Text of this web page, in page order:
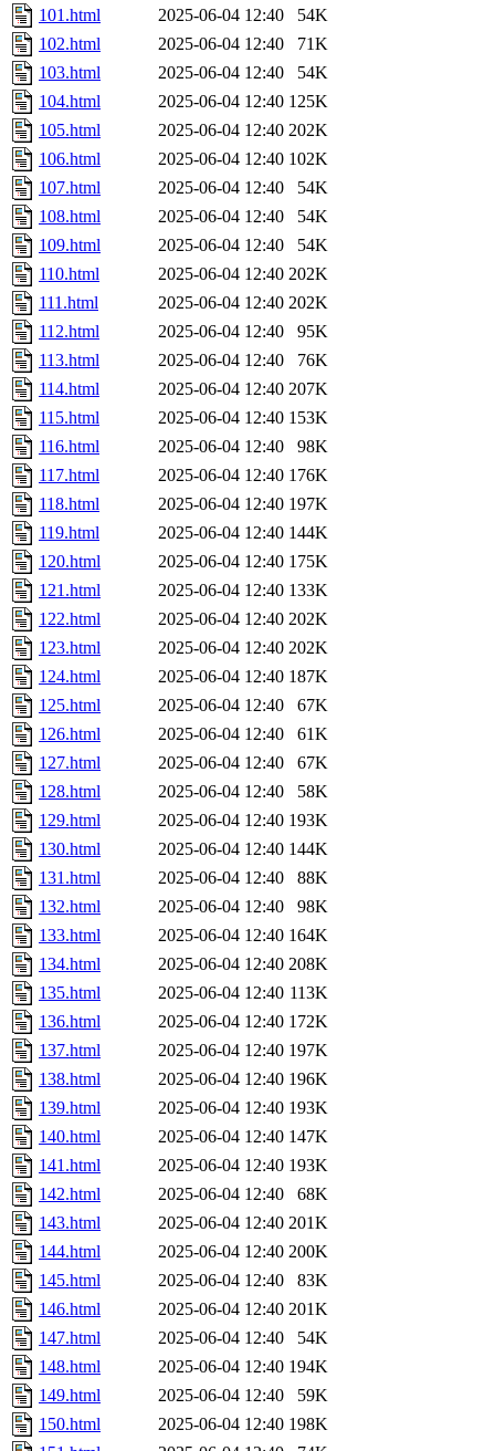
101.html
2025-06-04 12:40
54K
102.html
2025-06-04 12:40
71K
103.html
2025-06-04 12:40
54K
104.html
2025-06-04 12:40 125K
105.html
2025-06-04 12:40 202K
106.html
2025-06-04 12:40 102K
107.html
2025-06-04 12:40
54K
108.html
2025-06-04 12:40
54K
109.html
2025-06-04 12:40
54K
110.html
2025-06-04 12:40 202K
111.html
2025-06-04 12:40 202K
112.html
2025-06-04 12:40
95K
113.html
2025-06-04 12:40
76K
114.html
2025-06-04 12:40 207K
115.html
2025-06-04 12:40 153K
116.html
2025-06-04 12:40
98K
117.html
2025-06-04 12:40 176K
118.html
2025-06-04 12:40 197K
119.html
2025-06-04 12:40 144K
120.html
2025-06-04 12:40 175K
121.html
2025-06-04 12:40 133K
122.html
2025-06-04 12:40 202K
123.html
2025-06-04 12:40 202K
124.html
2025-06-04 12:40 187K
125.html
2025-06-04 12:40
67K
126.html
2025-06-04 12:40
61K
127.html
2025-06-04 12:40
67K
128.html
2025-06-04 12:40
58K
129.html
2025-06-04 12:40 193K
130.html
2025-06-04 12:40 144K
131.html
2025-06-04 12:40
88K
132.html
2025-06-04 12:40
98K
133.html
2025-06-04 12:40 164K
134.html
2025-06-04 12:40 208K
135.html
2025-06-04 12:40 113K
136.html
2025-06-04 12:40 172K
137.html
2025-06-04 12:40 197K
138.html
2025-06-04 12:40 196K
139.html
2025-06-04 12:40 193K
140.html
2025-06-04 12:40 147K
141.html
2025-06-04 12:40 193K
142.html
2025-06-04 12:40
68K
143.html
2025-06-04 12:40 201K
144.html
2025-06-04 12:40 200K
145.html
2025-06-04 12:40
83K
146.html
2025-06-04 12:40 201K
147.html
2025-06-04 12:40
54K
148.html
2025-06-04 12:40 194K
149.html
2025-06-04 12:40
59K
150.html
2025-06-04 12:40 198K